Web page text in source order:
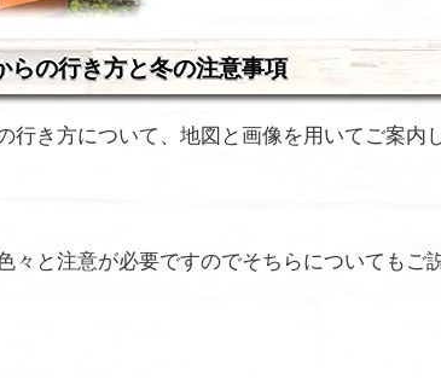
らの行き方と冬の注意事項
行き方について、地図と画像を用いて ご案内
々と注意が必要ですのでそちらについてもご